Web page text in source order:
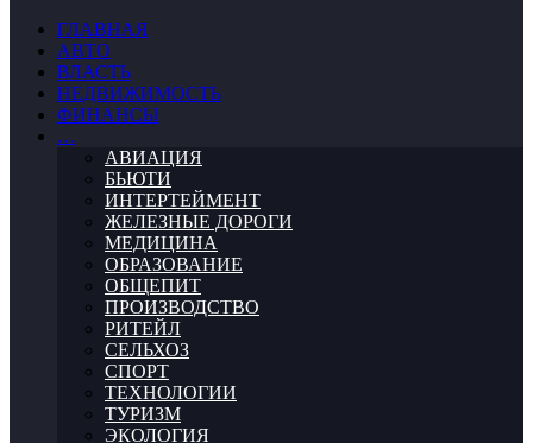
ГЛАВНАЯ
АВТО
ВЛАСТЬ
НЕДВИЖИМОСТЬ
ФИНАНСЫ
…
АВИАЦИЯ
БЬЮТИ
ИНТЕРТЕЙМЕНТ
ЖЕЛЕЗНЫЕ ДОРОГИ
МЕДИЦИНА
ОБРАЗОВАНИЕ
ОБЩЕПИТ
ПРОИЗВОДСТВО
РИТЕЙЛ
СЕЛЬХОЗ
СПОРТ
ТЕХНОЛОГИИ
ТУРИЗМ
ЭКОЛОГИЯ